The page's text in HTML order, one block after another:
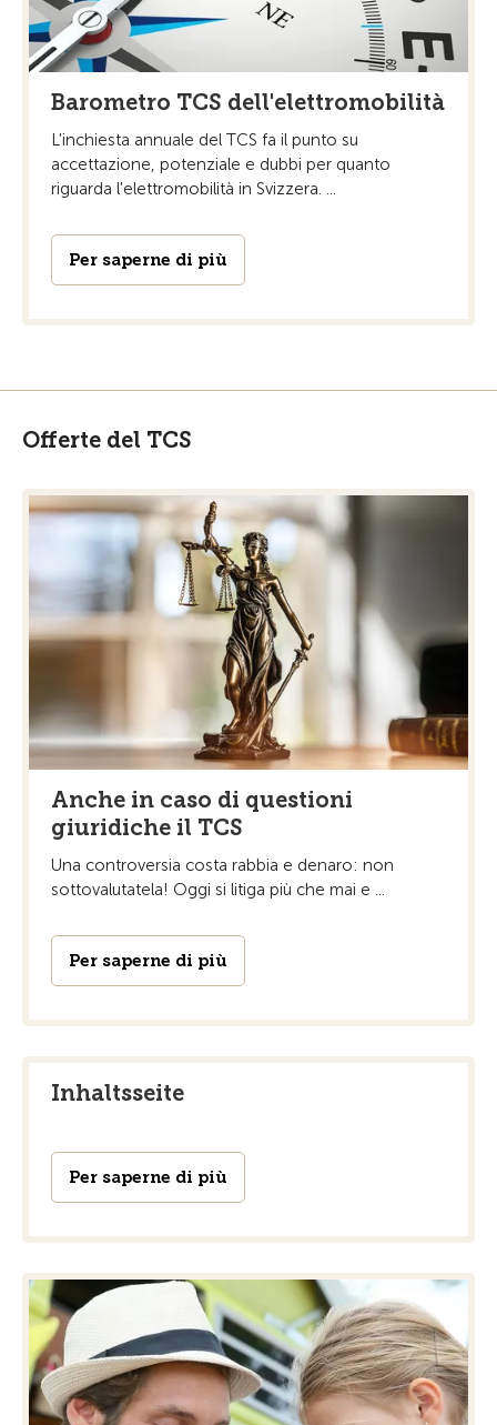
Barometro TCS dell'elettromobilità
L'inchiesta annuale del TCS fa il punto su
accettazione, potenziale e dubbi per quanto
riguarda l'elettromobilità in Svizzera. ...
Per saperne di più
Offerte del TCS
Anche in caso di questioni
giuridiche il TCS
Una controversia costa rabbia e denaro: non
sottovalutatela! Oggi si litiga più che mai e ...
Per saperne di più
Inhaltsseite
Per saperne di più